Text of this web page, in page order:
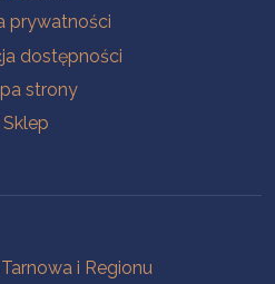
prywatności
dostępności
strony
Sklep
i Regionu